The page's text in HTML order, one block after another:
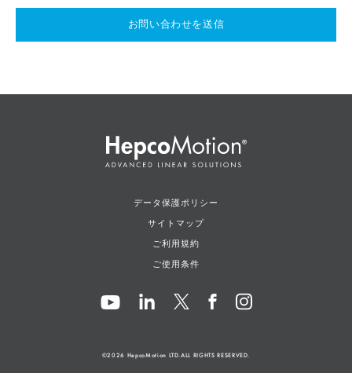
お問い合わせを送信
データ保護ポリシー
サイトマップ
ご利用規約
ご使用条件
©2026 HepcoMotion LTD.ALL RIGHTS RESERVED.